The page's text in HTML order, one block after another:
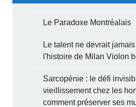
Le Paradoxe Montréalais
Le talent ne devrait
l'histoire de Milan Violon
Sarcopénie : le défi
vieillissement chez les
comment préserver ses